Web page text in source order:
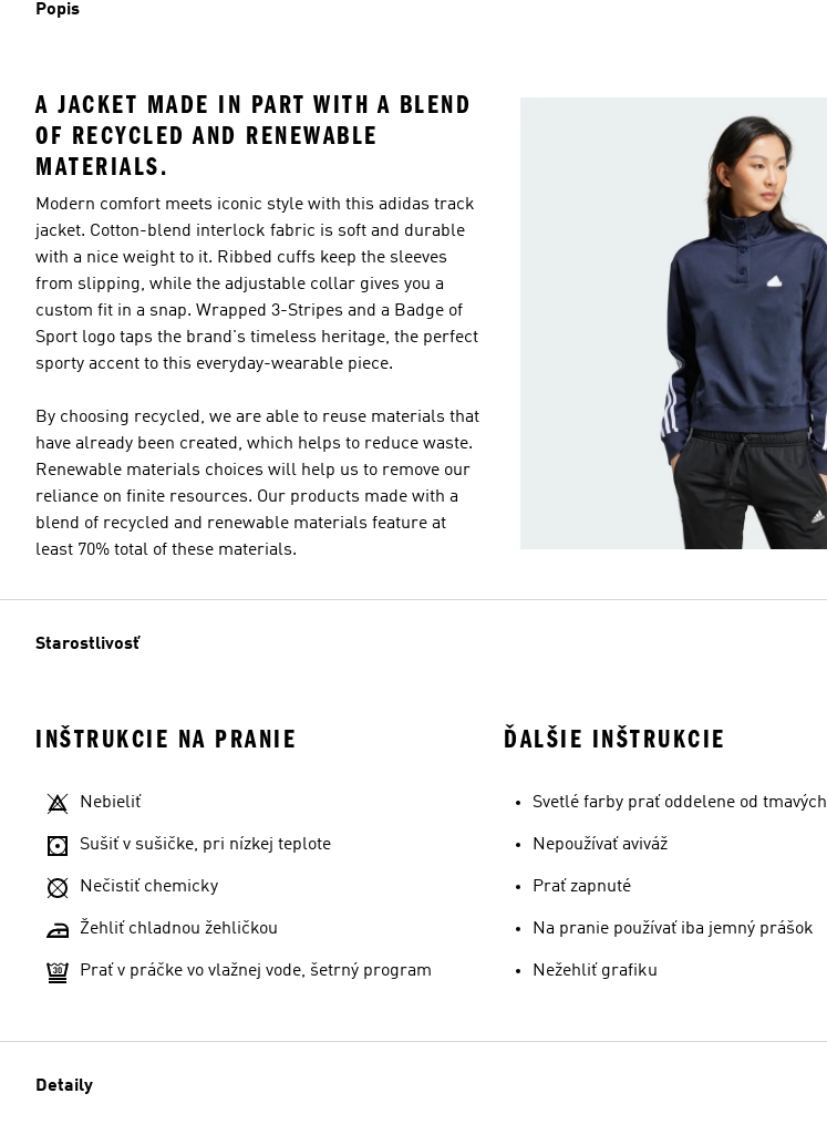
Popis
A JACKET MADE IN PART WITH A BLEND
OF RECYCLED AND RENEWABLE
MATERIALS.
Modern comfort meets iconic style with this adidas track
jacket. Cotton-blend interlock fabric is soft and durable
with a nice weight to it. Ribbed cuffs keep the sleeves
from slipping, while the adjustable collar gives you a
custom fit in a snap. Wrapped 3-Stripes and a Badge of
Sport logo taps the brand's timeless heritage, the perfect
sporty accent to this everyday-wearable piece.
By choosing recycled, we are able to reuse materials that
have already been created, which helps to reduce waste.
Renewable materials choices will help us to remove our
reliance on finite resources. Our products made with a
blend of recycled and renewable materials feature at
least 70% total of these materials.
Starostlivosť
INŠTRUKCIE NA PRANIE
Nebieliť
Sušiť v sušičke, pri nízkej teplote
Nečistiť chemicky
Žehliť chladnou žehličkou
Prať v práčke vo vlažnej vode, šetrný program
ĎALŠIE INŠTRUKCIE
Svetlé farby prať oddelene od tmavých
Nepoužívať aviváž
Prať zapnuté
Na pranie používať iba jemný prášok
Nežehliť grafiku
Detaily